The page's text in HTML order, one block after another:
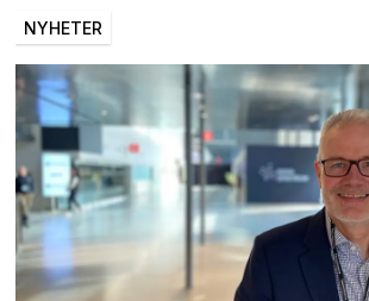
NYHETER